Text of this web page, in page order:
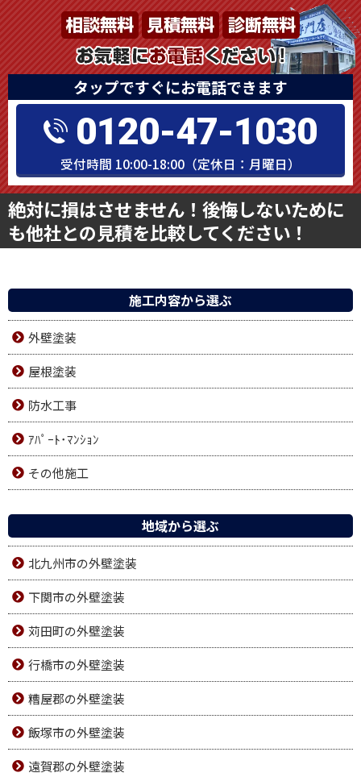
タップですぐにお電話できます
0120-47-1030
受付時間 10:00-18:00（定休日：月曜日）
絶対に損はさせません！後悔しないために
も他社との見積を比較してください！
施工内容から選ぶ
外壁塗装
屋根塗装
防水工事
ｱﾊﾟｰﾄ･ﾏﾝｼｮﾝ
その他施工
地域から選ぶ
北九州市の外壁塗装
下関市の外壁塗装
苅田町の外壁塗装
行橋市の外壁塗装
糟屋郡の外壁塗装
飯塚市の外壁塗装
遠賀郡の外壁塗装